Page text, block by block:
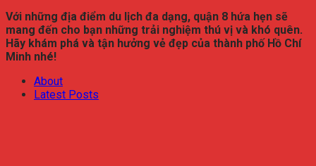
Với những địa điểm du lịch đa dạng, quận 8 hứa hẹn sẽ
mang đến cho bạn những trải nghiệm thú vị và khó quên.
Hãy khám phá và tận hưởng vẻ đẹp của thành phố Hồ Chí
Minh nhé!
About
Latest Posts